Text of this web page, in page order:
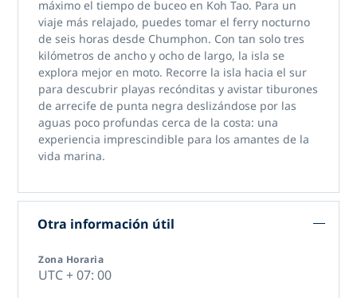
máximo el tiempo de buceo en Koh Tao. Para un
viaje más relajado, puedes tomar el ferry nocturno
de seis horas desde Chumphon. Con tan solo tres
kilómetros de ancho y ocho de largo, la isla se
explora mejor en moto. Recorre la isla hacia el sur
para descubrir playas recónditas y avistar tiburones
de arrecife de punta negra deslizándose por las
aguas poco profundas cerca de la costa: una
experiencia imprescindible para los amantes de la
vida marina.
Otra información útil
Zona Horaria
UTC + 07: 00